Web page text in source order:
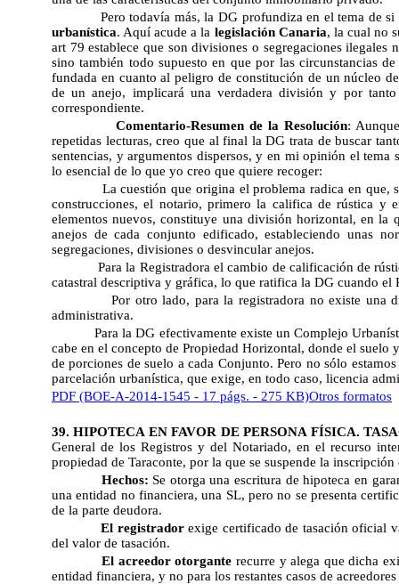
Pero todavía más, la DG profundiza en el tema de
urbanística. Aquí acude a la legislación Canaria, la cual no
art 79 establece que son divisiones o segregaciones
sino también todo supuesto en que por las circunstancias
fundada en cuanto al peligro de constitución de un núcleo
de un anejo, implicará una verdadera división y por
correspondiente.
Comentario-Resumen de la Resolución:
repetidas lecturas, creo que al final la DG trata de buscar
sentencias, y argumentos dispersos, y en mi opinión el
lo esencial de lo que yo creo que quiere recoger:
La cuestión que origina el problema radica en que,
construcciones, el notario, primero la califica de rústica y
elementos nuevos, constituye una división horizontal, en la
anejos de cada conjunto edificado, estableciendo unas
segregaciones, divisiones o desvincular anejos.
Para la Registradora el cambio de calificación de
catastral descriptiva y gráfica, lo que ratifica la DG cuando
Por otro lado, para la registradora no existe una
administrativa.
Para la DG efectivamente existe un Complejo
cabe en el concepto de Propiedad Horizontal, donde el
de porciones de suelo a cada Conjunto. Pero no sólo
parcelación urbanística, que exige, en todo caso, licencia
PDF (BOE-A-2014-1545 - 17 págs. - 275 KB)Otros formatos
39. HIPOTECA EN FAVOR DE PERSONA FÍSICA.
General de los Registros y del Notariado, en el recurso
propiedad de Taraconte, por la que se suspende la
Hechos: Se otorga una escritura de hipoteca en
una entidad no financiera, una SL, pero no se presenta
de la parte deudora.
El registrador exige certificado de tasación oficial
del valor de tasación.
El acreedor otorgante recurre y alega que dicha
entidad financiera, y no para los restantes casos de acreedores